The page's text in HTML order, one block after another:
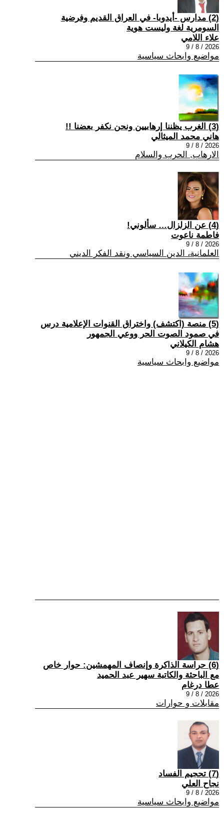
(2) مدارس -أيدوبا- في العراق القديم وفرضية
السومرية لغة وليست هوية
علاء اللامي
2026 / 8 / 9
مواضيع وابحاث سياسية
(3) الغرب يظننا إرهابيين ونحن نكفر بعضنا !!
هاني محمد الميثالي
2026 / 8 / 9
الارهاب, الحرب والسلام
(4) عن الزلزال… سألوني!
فاطمة ناعوت
2026 / 8 / 9
العلمانية، الدين السياسي ونقد الفكر الديني
(5) منصة (اكتشف) واختراق القنوات الإعلامية درس
في صمود الصوت الحر ووعي الجمهور
هشام الكيلاني
2026 / 8 / 9
مواضيع وابحاث سياسية
(6) حراسة الذاكرة وإنصاف المهمشين: حوار خاص
مع الباحثة والكاتبة سهير عبد الحميد
عطا درغام
2026 / 8 / 9
مقابلات و حوارات
(7) تحجيم الفساد
نجاح العلي
2026 / 8 / 9
مواضيع وابحاث سياسية